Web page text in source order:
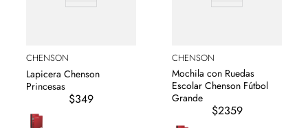
CHENSON
Lapicera Chenson
Princesas
$349
CHENSON
Mochila con Ruedas
Escolar Chenson Fútbol
Grande
$2359